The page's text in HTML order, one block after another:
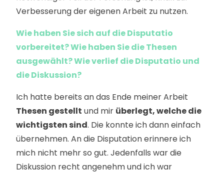
Verbesserung der eigenen Arbeit zu nutzen.
Wie haben Sie sich auf die Disputatio
vorbereitet? Wie haben Sie die Thesen
ausgewählt? Wie verlief die Disputatio und
die Diskussion?
Ich hatte bereits an das Ende meiner Arbeit
Thesen gestellt und mir überlegt, welche die
wichtigsten sind. Die konnte ich dann einfach
übernehmen. An die Disputation erinnere ich
mich nicht mehr so gut. Jedenfalls war die
Diskussion recht angenehm und ich war